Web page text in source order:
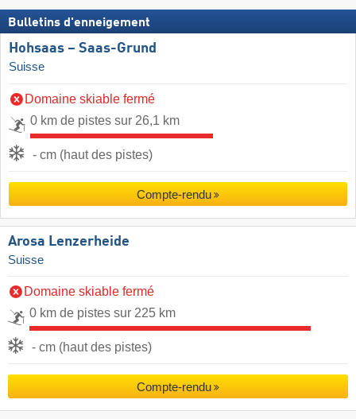
Bulletins d'enneigement
Hohsaas – Saas-Grund
Suisse
Domaine skiable fermé
0 km de pistes sur 26,1 km
- cm (haut des pistes)
Compte-rendu
Arosa Lenzerheide
Suisse
Domaine skiable fermé
0 km de pistes sur 225 km
- cm (haut des pistes)
Compte-rendu